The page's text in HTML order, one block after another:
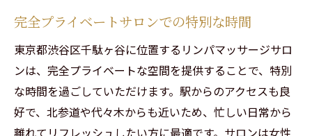
リピーター続出の施術内容を紹介
特別なリラクゼーション体験：北参道のリンパ
マッサージ
北参道で受ける特別なリンパケア
男性セラピストが提供する癒しの時間
完全プライベートサロンでの特別な時間
東京都渋谷区千駄ヶ谷に位置するリンパマッサージサロ
ンは、完全プライベートな空間を提供することで、特別
な時間を過ごしていただけます。駅からのアクセスも良
好で、北参道や代々木からも近いため、忙しい日常から
離れてリフレッシュしたい方に最適です。サロンは女性